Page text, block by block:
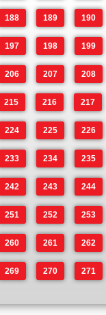
188 189 190
197 198 199
206 207 208
215 216 217
224 225 226
233 234 235
242 243 244
251 252 253
260 261 262
269 270 271